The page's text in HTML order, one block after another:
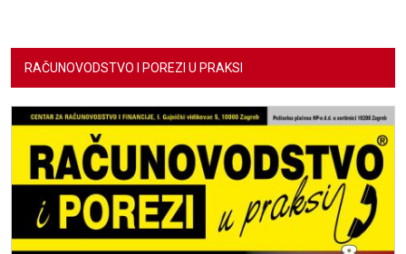
RAČUNOVODSTVO I POREZI U PRAKSI